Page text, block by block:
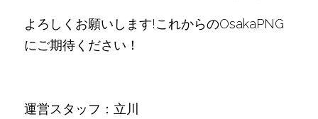
よろしくお願いします!これからのOsakaPNG
にご期待ください！
運営スタッフ：立川